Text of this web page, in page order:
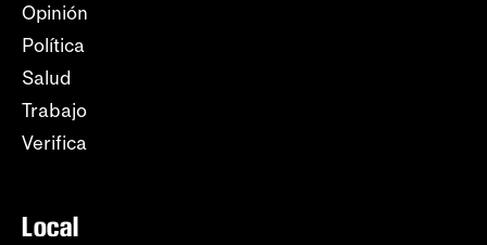
Opinión
Política
Salud
Trabajo
Verifica
Local